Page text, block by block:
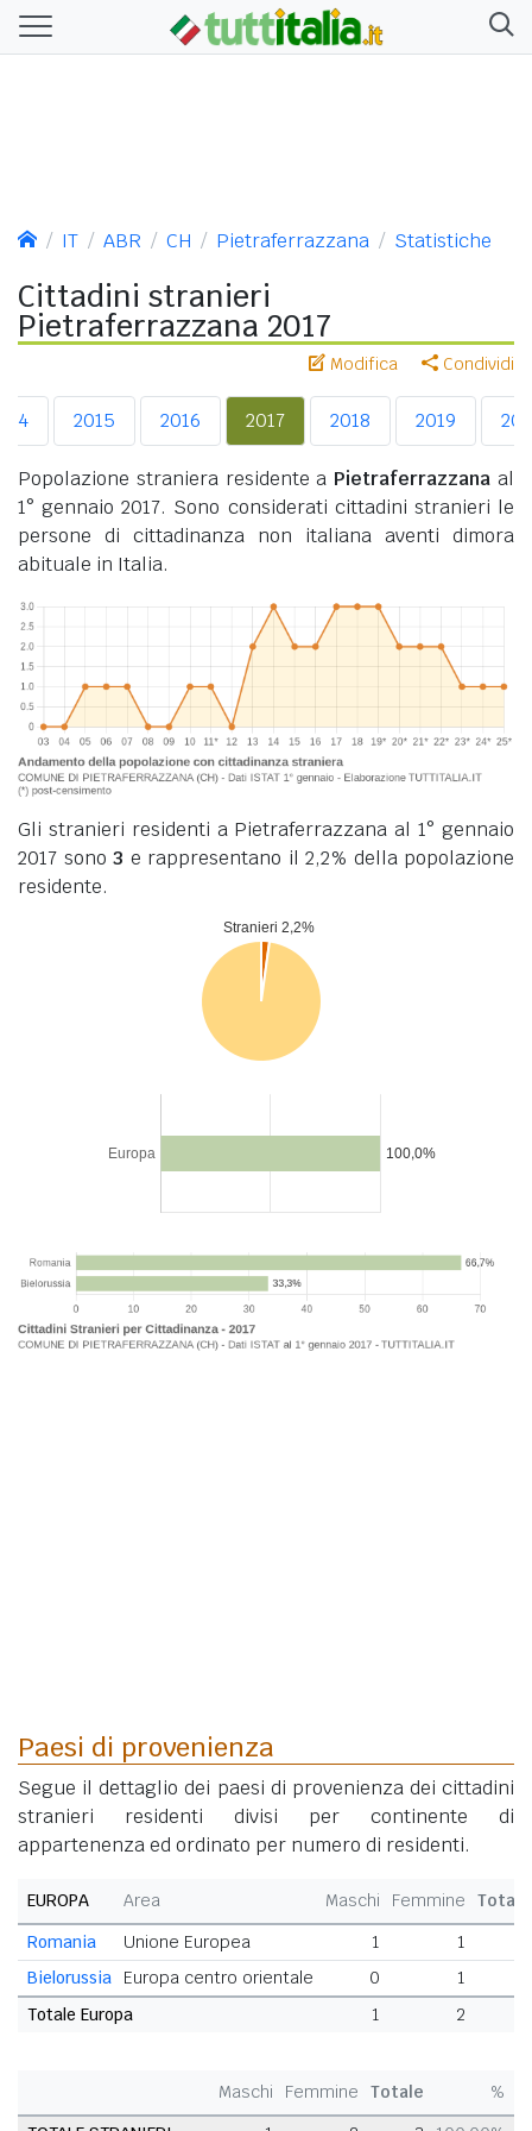
IT ABR CH Pietraferrazzana Statistiche
Cittadini stranieri
Pietraferrazzana 2017
Modifica Condividi
2015 2016 2017 2018 2019
Popolazione straniera residente a Pietraferrazzana al
1° gennaio 2017. Sono considerati cittadini stranieri le
persone di cittadinanza non italiana aventi dimora
abituale in Italia.
Gli stranieri residenti a Pietraferrazzana al 1° gennaio
2017 sono 3 e rappresentano il 2,2% della popolazione
residente.
Paesi di provenienza
Segue il dettaglio dei paesi di provenienza dei cittadini
stranieri residenti divisi per continente di
appartenenza ed ordinato per numero di residenti.
EUROPA Area Maschi Femmine
Totale
Romania
Unione Europea 1 1
Bielorussia
Europa centro orientale 0 1
Totale Europa
1 2
Maschi Femmine Totale
%